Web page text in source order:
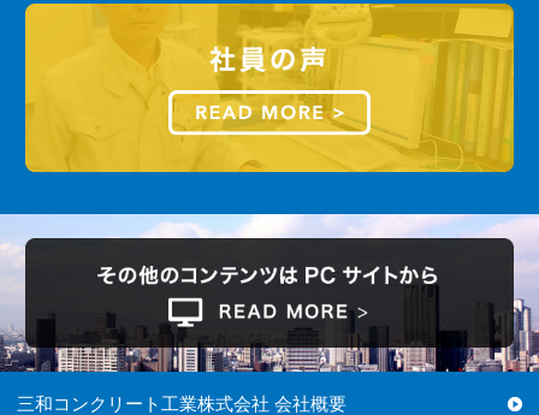
三和コンクリート工業株式会社 会社概要